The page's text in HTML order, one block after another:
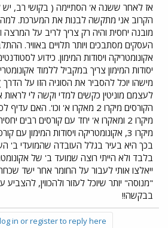
אז לאחר ששנה א' הסתיימה ( בקושי רב, יש
הקרוב אני מתקשה לבנות את המערכת.
מובנה יחסית והיה רק צריך לריב על המרצה
העסקים מסתבכים ויותר תלויים באוויר.
אקונומטריקה ויסודות המימון. כידוע
יסודות המימון צריך במקביל ללמוד
מישהו יוכל להסביר את הסוגיה הזו על
לעצמם מוניטין כקשים למדי וקשה לי
הקורסים מיקרו 2 מאקרו א' וכו'.
מיקרו 2 ומאקרו א' יחד עם קורסים רבים
מיקרו 3, אקונומטריקה ויסודות המימון
בכך היא בעיר בגלל העובדה שהמועדי ב'
בלבד ולא הייתי רוצה שמועד ב' של
ייאלצו אותי לעבור על החומר אחר ישד
"מנוסה" יותר שיוכל לעזור ולהכווין,
בבקשה!!
in or register to reply here.